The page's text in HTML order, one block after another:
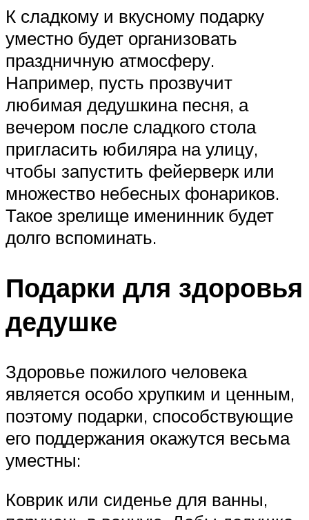
К сладкому и вкусному подарку
уместно будет организовать
праздничную атмосферу.
Например, пусть прозвучит
любимая дедушкина песня, а
вечером после сладкого стола
пригласить юбиляра на улицу,
чтобы запустить фейерверк или
множество небесных фонариков.
Такое зрелище именинник будет
долго вспоминать.
Подарки для здоровья
дедушке
Здоровье пожилого человека
является особо хрупким и ценным,
поэтому подарки, способствующие
его поддержания окажутся весьма
уместны:
Коврик или сиденье для ванны,